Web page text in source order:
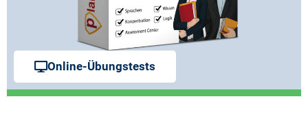
Online-Übungstests